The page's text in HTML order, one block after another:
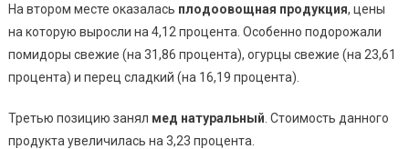
На втором месте оказалась плодоовощная продукция, цены
на которую выросли на 4,12 процента. Особенно подорожали
помидоры свежие (на 31,86 процента), огурцы свежие (на 23,61
процента) и перец сладкий (на 16,19 процента).
Третью позицию занял мед натуральный . Стоимость данного
продукта увеличилась на 3,23 процента.